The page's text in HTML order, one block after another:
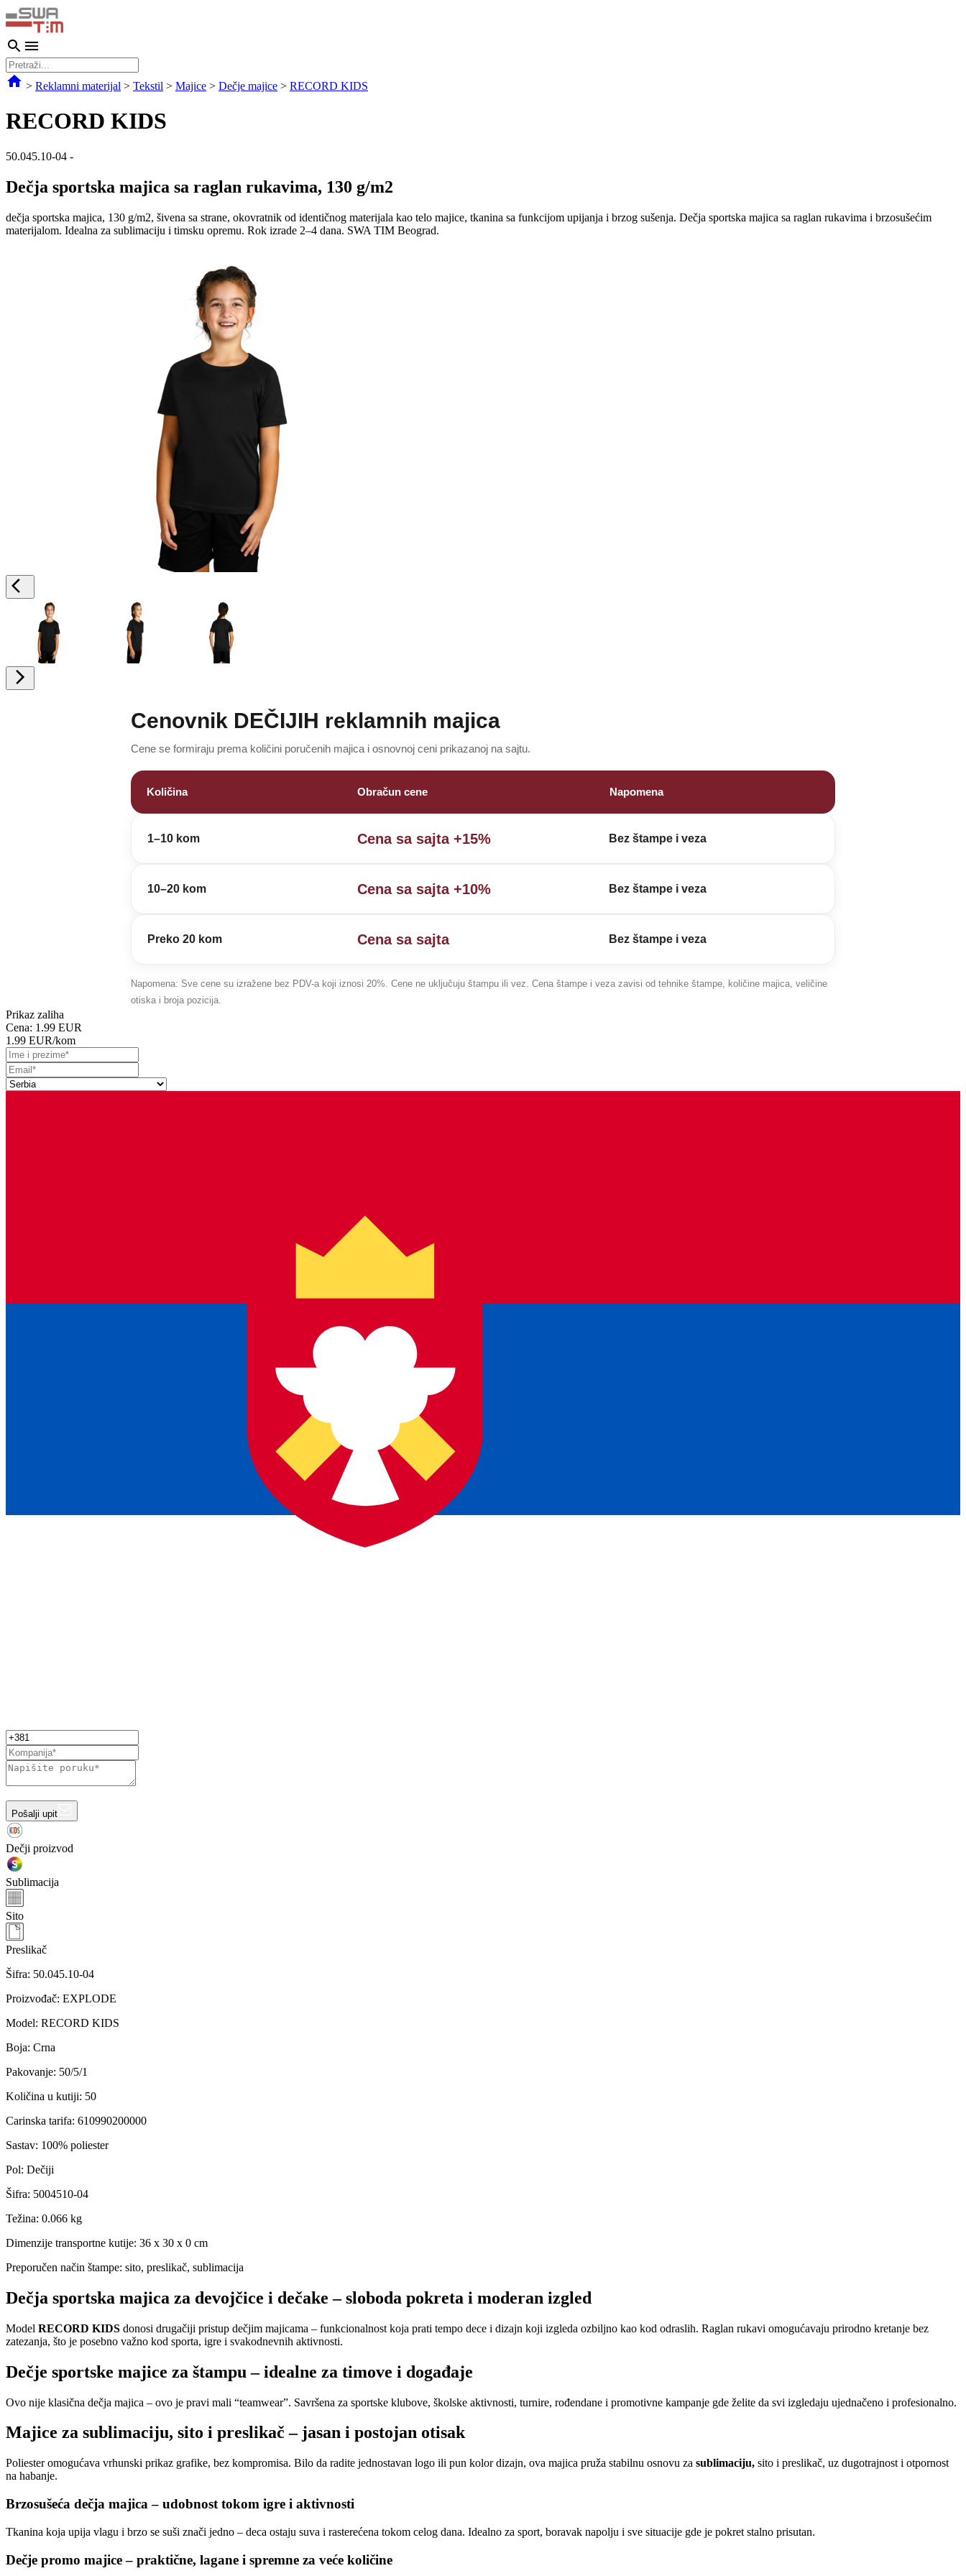
> Reklamni materijal > Tekstil > Majice > Dečje majice > RECORD KIDS
RECORD KIDS
50.045.10-04 -
Dečja sportska majica sa raglan rukavima, 130 g/m2
dečja sportska majica, 130 g/m2, šivena sa strane, okovratnik od identičnog materijala kao telo majice, tkanina sa funkcijom upijanja i brzog sušenja. Dečja sportska majica sa raglan rukavima i brzosušećim
materijalom. Idealna za sublimaciju i timsku opremu. Rok izrade 2–4 dana. SWA TIM Beograd.
Cenovnik DEČIJIH reklamnih majica
Cene se formiraju prema količini poručenih majica i osnovnoj ceni prikazanoj na sajtu.
Količina Obračun cene Napomena
1–10 kom Cena sa sajta +15% Bez štampe i veza
10–20 kom Cena sa sajta +10% Bez štampe i veza
Preko 20 kom Cena sa sajta Bez štampe i veza
Napomena: Sve cene su izražene bez PDV-a koji iznosi 20%. Cene ne uključuju štampu ili vez. Cena štampe i veza zavisi od tehnike štampe, količine majica, veličine
otiska i broja pozicija.
Prikaz zaliha
Cena: 1.99 EUR
1.99 EUR/kom
Pošalji upit
Dečji proizvod
Sublimacija
Sito
Preslikač
Šifra: 50.045.10-04
Proizvođač: EXPLODE
Model: RECORD KIDS
Boja: Crna
Pakovanje: 50/5/1
Količina u kutiji: 50
Carinska tarifa: 610990200000
Sastav: 100% poliester
Pol: Dečiji
Šifra: 5004510-04
Težina: 0.066 kg
Dimenzije transportne kutije: 36 x 30 x 0 cm
Preporučen način štampe: sito, preslikač, sublimacija
Dečja sportska majica za devojčice i dečake – sloboda pokreta i moderan izgled
Model RECORD KIDS donosi drugačiji pristup dečjim majicama – funkcionalnost koja prati tempo dece i dizajn koji izgleda ozbiljno kao kod odraslih. Raglan rukavi omogućavaju prirodno kretanje bez
zatezanja, što je posebno važno kod sporta, igre i svakodnevnih aktivnosti.
Dečje sportske majice za štampu – idealne za timove i događaje
Ovo nije klasična dečja majica – ovo je pravi mali “teamwear”. Savršena za sportske klubove, školske aktivnosti, turnire, rođendane i promotivne kampanje gde želite da svi izgledaju ujednačeno i profesionalno.
Majice za sublimaciju, sito i preslikač – jasan i postojan otisak
Poliester omogućava vrhunski prikaz grafike, bez kompromisa. Bilo da radite jednostavan logo ili pun kolor dizajn, ova majica pruža stabilnu osnovu za sublimaciju, sito i preslikač, uz dugotrajnost i otpornost
na habanje.
Brzosušeća dečja majica – udobnost tokom igre i aktivnosti
Tkanina koja upija vlagu i brzo se suši znači jedno – deca ostaju suva i rasterećena tokom celog dana. Idealno za sport, boravak napolju i sve situacije gde je pokret stalno prisutan.
Dečje promo majice – praktične, lagane i spremne za veće količine